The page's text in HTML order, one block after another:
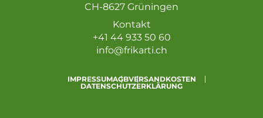
CH-8627 Grüningen
Kontakt
+41 44 933 50 60
info@frikarti.ch
IMPRESSUMAGBVERSANDKOSTEN
DATENSCHUTZERKLÄRUNG